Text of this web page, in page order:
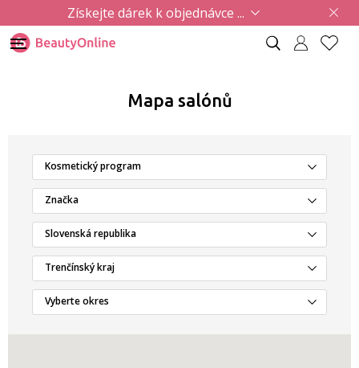
Získejte dárek k objednávce ...
Mapa salónů
Kosmetický program
Značka
Slovenská republika
Trenčínský kraj
Vyberte okres